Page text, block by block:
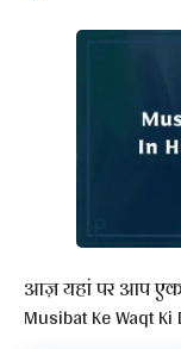
आज़ यहां पर आप
Musibat Ke Waqt